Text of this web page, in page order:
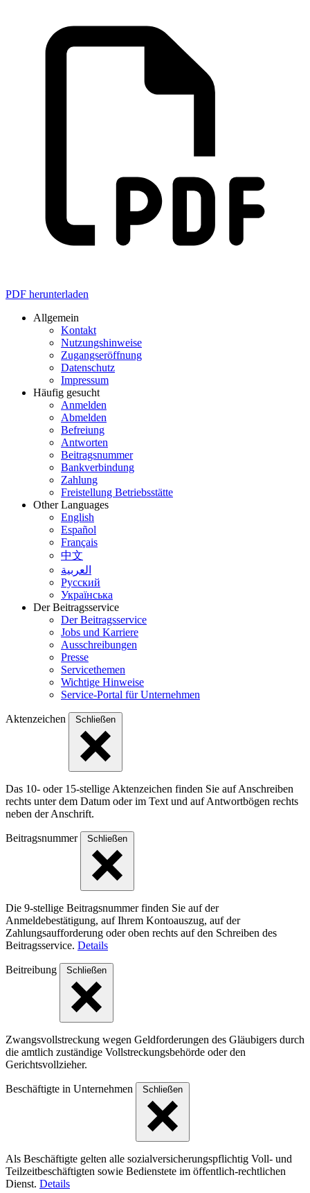
PDF herunterladen
Allgemein
Kontakt
Nutzungshinweise
Zugangseröffnung
Datenschutz
Impressum
Häufig gesucht
Anmelden
Abmelden
Befreiung
Antworten
Beitragsnummer
Bankverbindung
Zahlung
Freistellung Betriebsstätte
Other Languages
English
Español
Français
中文
العربية
Русский
Українська
Der Beitragsservice
Der Beitragsservice
Jobs und Karriere
Ausschreibungen
Presse
Servicethemen
Wichtige Hinweise
Service-Portal für Unternehmen
Aktenzeichen Schließen
Das 10- oder 15-stellige Akten­zeichen finden Sie auf Anschreiben
rechts unter dem Datum oder im Text und auf Antwort­bögen rechts
neben der Anschrift.
Beitragsnummer Schließen
Die 9-stellige Beitragsnummer finden Sie auf der
Anmeldebestätigung, auf Ihrem Kontoauszug, auf der
Zahlungsaufforderung oder oben rechts auf den Schreiben des
Beitragsservice. Details
Beitreibung Schließen
Zwangsvollstreckung wegen Geldforderungen des Gläubigers durch
die amtlich zuständige Vollstreckungsbehörde oder den
Gerichtsvollzieher.
Beschäftigte in Unternehmen Schließen
Als Beschäftigte gelten alle sozialversicherungspflichtig Voll- und
Teilzeitbeschäftigten sowie Bedienstete im öffentlich-rechtlichen
Dienst. Details